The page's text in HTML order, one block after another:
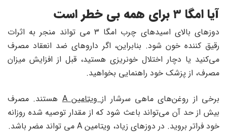
آیا امگا ۳ برای همه بی خطر است
دوزهای بالای اسیدهای چرب امگا ۳ می تواند منجر به اثرات
رقیق کننده خون شود. بنابراین، اگر داروهای ضد انعقاد مصرف
می‌کنید یا دچار اختلال خونریزی هستید، قبل از افزایش میزان
مصرف، از پزشک خود راهنمایی بخواهید.
برخی از روغن‌های ماهی سرشار ازویتامین A هستند. مصرف
بیش از حد آن می‌تواند باعث شود که از مقدار توصیه شده روزانه
خود فراتر بروید. در دوزهای زیاد، ویتامین A می تواند مضر باشد.